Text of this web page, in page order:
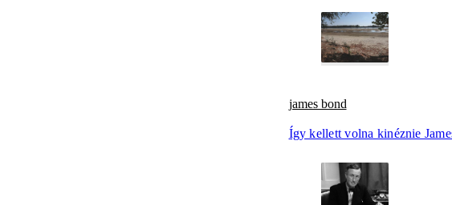
james bond
Így kellett volna kinéznie